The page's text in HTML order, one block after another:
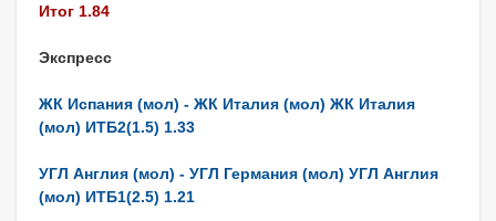
Итог 1.84
Экспресс
ЖК Испания (мол) - ЖК Италия (мол) ЖК Италия
(мол) ИТБ2(1.5) 1.33
УГЛ Англия (мол) - УГЛ Германия (мол) УГЛ Англия
(мол) ИТБ1(2.5) 1.21